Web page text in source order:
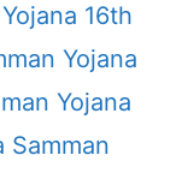
16th
Yojana
Yojana
Samman